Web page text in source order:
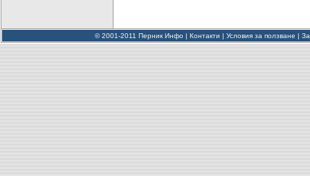
© 2001-2011 Перник Инфо | Контакти | Условия за ползване |